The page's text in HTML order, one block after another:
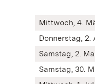
Mittwoch, 4.
Donnerstag, 2.
Samstag, 2.
Samstag, 30.